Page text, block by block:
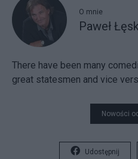
O mnie
Paweł
There have been many
great statesmen and vice
Nowości
Udostępnij